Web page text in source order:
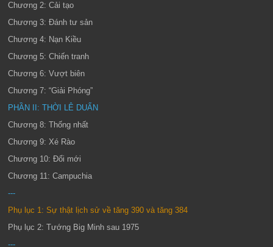
Chương 2: Cải tạo
Chương 3: Đánh tư sản
Chương 4: Nạn Kiều
Chương 5: Chiến tranh
Chương 6: Vượt biên
Chương 7: “Giải Phóng”
PHẦN II: THỜI LÊ DUẨN
Chương 8: Thống nhất
Chương 9: Xé Rào
Chương 10: Đổi mới
Chương 11: Campuchia
---
Phụ lục 1: Sự thật lịch sử về tăng 390 và tăng 384
Phụ lục 2: Tướng Big Minh sau 1975
---